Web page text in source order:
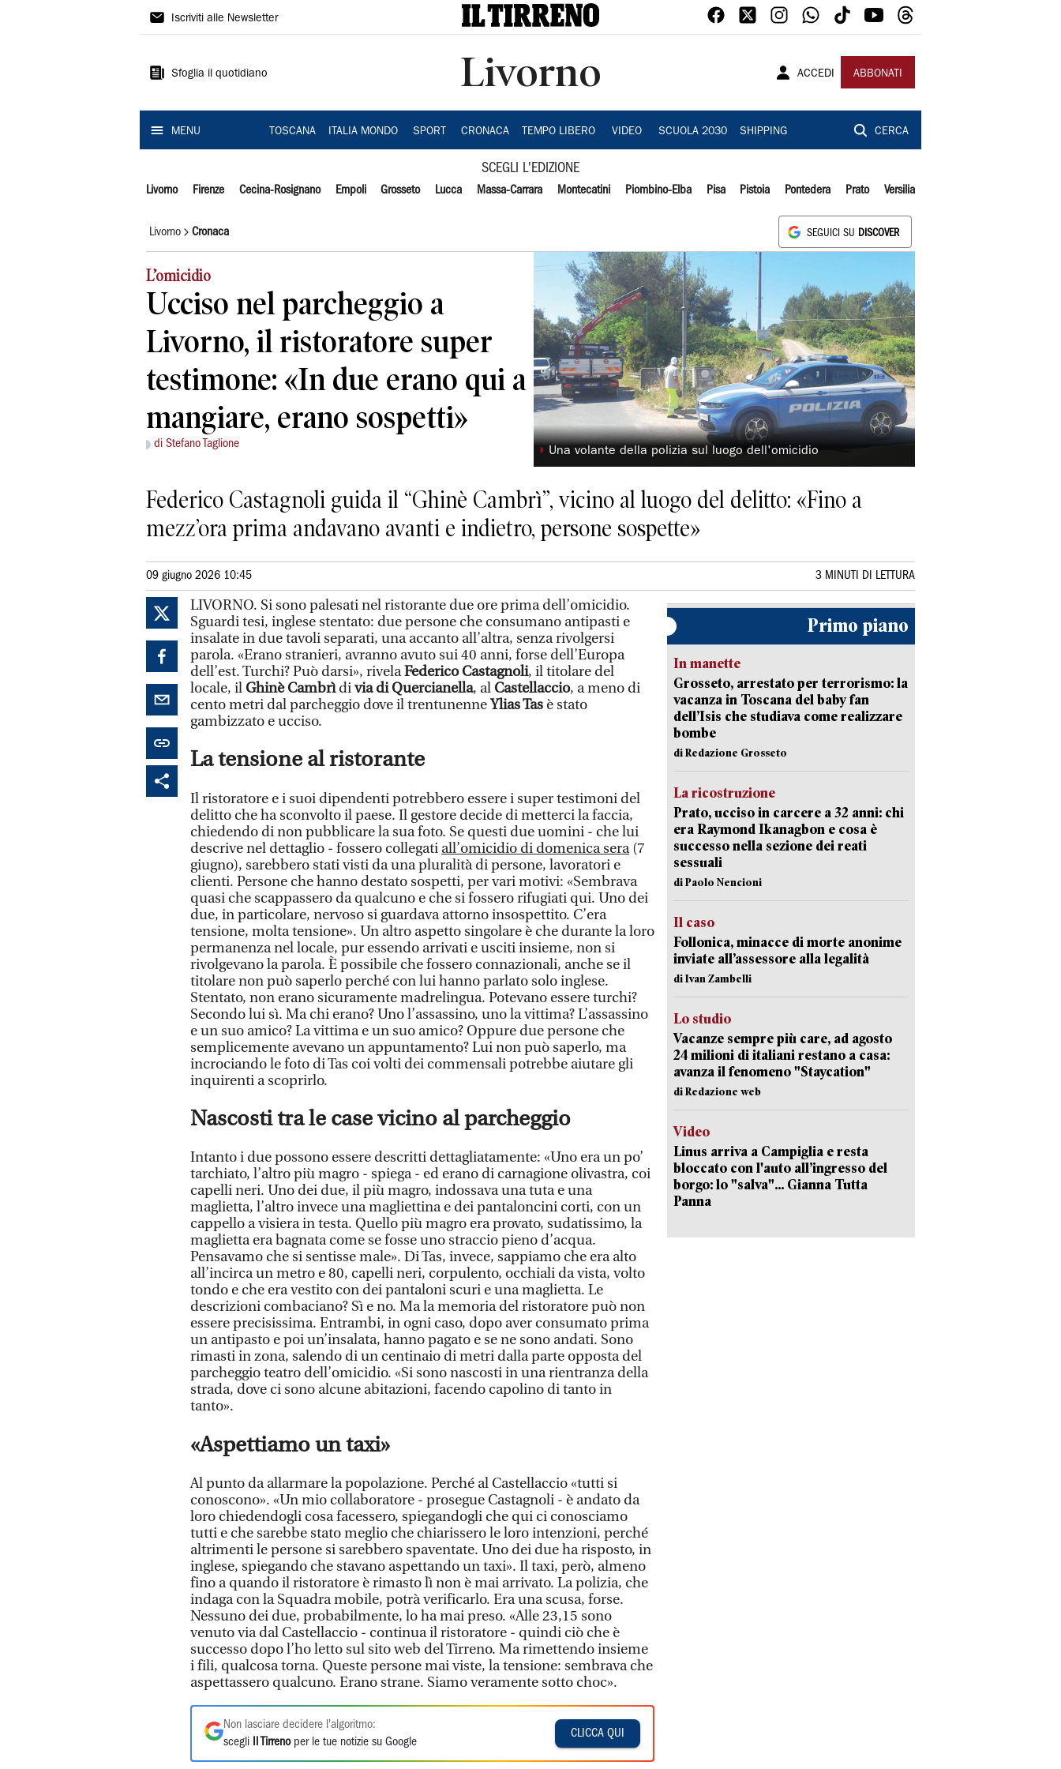
Il
Iscriviti alle Newsletter
Sfoglia il quotidiano Livorno ACCEDI ABBONATI
MENU TOSCANA ITALIA MONDO SPORT CRONACA TEMPO LIBERO VIDEO SCUOLA 2030 SHIPPING CERCA
SCEGLI L'EDIZIONE
Livorno Firenze Cecina-Rosignano Empoli Grosseto Lucca Massa-Carrara Montecatini Piombino-Elba Pisa Pistoia Pontedera Prato Versilia
Livorno Cronaca SEGUICI SU DISCOVER
L’omicidio
Ucciso nel parcheggio a
Livorno, il ristoratore super
testimone: «In due erano qui a
mangiare, erano sospetti»
di Stefano Taglione
◗ Una volante della polizia sul luogo dell'omicidio
Federico Castagnoli guida il “Ghinè Cambrì”, vicino al luogo del delitto: «Fino a
mezz’ora prima andavano avanti e indietro, persone sospette»
09 giugno 2026 10:45 3 MINUTI DI LETTURA
LIVORNO. Si sono palesati nel ristorante due ore prima dell’omicidio.
Sguardi tesi, inglese stentato: due persone che consumano antipasti e
insalate in due tavoli separati, una accanto all’altra, senza rivolgersi
parola. «Erano stranieri, avranno avuto sui 40 anni, forse dell’Europa
dell’est. Turchi? Può darsi», rivelaFederico Castagnoli, il titolare del
locale, ilGhinè Cambrìdivia di Quercianella, al Castellaccio, a meno di
cento metri dal parcheggio dove il trentunenneYlias Tas è stato
gambizzato e ucciso.
La tensione al ristorante
Il ristoratore e i suoi dipendenti potrebbero essere i super testimoni del
delitto che ha sconvolto il paese. Il gestore decide di metterci la faccia,
chiedendo di non pubblicare la sua foto. Se questi due uomini - che lui
descrive nel dettaglio - fossero collegati all’omicidio di domenica sera(7
giugno), sarebbero stati visti da una pluralità di persone, lavoratori e
clienti. Persone che hanno destato sospetti, per vari motivi: «Sembrava
quasi che scappassero da qualcuno e che si fossero rifugiati qui. Uno dei
due, in particolare, nervoso si guardava attorno insospettito. C’era
tensione, molta tensione». Un altro aspetto singolare è che durante la loro
permanenza nel locale, pur essendo arrivati e usciti insieme, non si
rivolgevano la parola. È possibile che fossero connazionali, anche se il
titolare non può saperlo perché con lui hanno parlato solo inglese.
Stentato, non erano sicuramente madrelingua. Potevano essere turchi?
Secondo lui sì. Ma chi erano? Uno l’assassino, uno la vittima? L’assassino
e un suo amico? La vittima e un suo amico? Oppure due persone che
semplicemente avevano un appuntamento? Lui non può saperlo, ma
incrociando le foto di Tas coi volti dei commensali potrebbe aiutare gli
inquirenti a scoprirlo.
Nascosti tra le case vicino al parcheggio
Intanto i due possono essere descritti dettagliatamente: «Uno era un po’
tarchiato, l’altro più magro - spiega - ed erano di carnagione olivastra, coi
capelli neri. Uno dei due, il più magro, indossava una tuta e una
maglietta, l’altro invece una magliettina e dei pantaloncini corti, con un
cappello a visiera in testa. Quello più magro era provato, sudatissimo, la
maglietta era bagnata come se fosse uno straccio pieno d’acqua.
Pensavamo che si sentisse male». Di Tas, invece, sappiamo che era alto
all’incirca un metro e 80, capelli neri, corpulento, occhiali da vista, volto
tondo e che era vestito con dei pantaloni scuri e una maglietta. Le
descrizioni combaciano? Sì e no. Ma la memoria del ristoratore può non
essere precisissima. Entrambi, in ogni caso, dopo aver consumato prima
un antipasto e poi un’insalata, hanno pagato e se ne sono andati. Sono
rimasti in zona, salendo di un centinaio di metri dalla parte opposta del
parcheggio teatro dell’omicidio. «Si sono nascosti in una rientranza della
strada, dove ci sono alcune abitazioni, facendo capolino di tanto in
tanto».
«Aspettiamo un taxi»
Al punto da allarmare la popolazione. Perché al Castellaccio «tutti si
conoscono». «Un mio collaboratore - prosegue Castagnoli - è andato da
loro chiedendogli cosa facessero, spiegandogli che qui ci conosciamo
tutti e che sarebbe stato meglio che chiarissero le loro intenzioni, perché
altrimenti le persone si sarebbero spaventate. Uno dei due ha risposto, in
inglese, spiegando che stavano aspettando un taxi». Il taxi, però, almeno
fino a quando il ristoratore è rimasto lì non è mai arrivato. La polizia, che
indaga con la Squadra mobile, potrà verificarlo. Era una scusa, forse.
Nessuno dei due, probabilmente, lo ha mai preso. «Alle 23,15 sono
venuto via dal Castellaccio - continua il ristoratore - quindi ciò che è
successo dopo l’ho letto sul sito web del Tirreno. Ma rimettendo insieme
i fili, qualcosa torna. Queste persone mai viste, la tensione: sembrava che
aspettassero qualcuno. Erano strane. Siamo veramente sotto choc».
Non lasciare decidere l'algoritmo:
scegli
Il Tirrenoper le tue notizie su Google
CLICCA QUI
Primo piano
In manette
Grosseto, arrestato per terrorismo: la
vacanza in Toscana del baby fan
dell’Isis che studiava come realizzare
bombe
di Redazione Grosseto
La ricostruzione
Prato, ucciso in carcere a 32 anni: chi
era Raymond Ikanagbon e cosa è
successo nella sezione dei reati
sessuali
di Paolo Nencioni
Il caso
Follonica, minacce di morte anonime
inviate all’assessore alla legalità
di Ivan Zambelli
Lo studio
Vacanze sempre più care, ad agosto
24 milioni di italiani restano a casa:
avanza il fenomeno "Staycation"
di Redazione web
Video
Linus arriva a Campiglia e resta
bloccato con l'auto all’ingresso del
borgo: lo "salva"... Gianna Tutta
Panna